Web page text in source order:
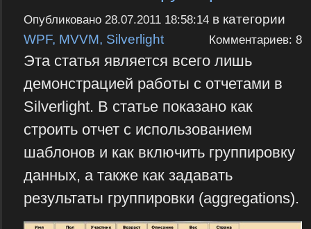
Опубликовано 28.07.2011 18:58:14в категории
WPF, MVVM, Silverlight
Комментариев: 8
Эта статья является всего лишь
демонстрацией работы с отчетами в
Silverlight. В статье показано как
строить отчет с использованием
шаблонов и как включить группировку
данных, а также как задавать
результаты группировки (aggregations).